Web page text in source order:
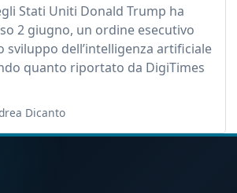
Stati Uniti Donald Trump ha
2 giugno, un ordine esecutivo
sviluppo dell’intelligenza artificiale
quanto riportato da DigiTimes
Dicanto